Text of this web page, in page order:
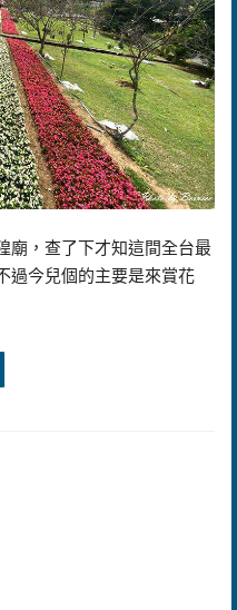
廟，查了下才知這間全台最
過今兒個的主要是來賞花